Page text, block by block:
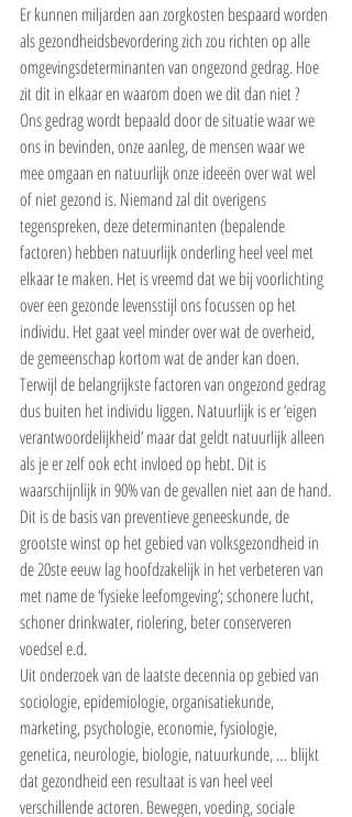
Er kunnen miljarden aan zorgkosten bespaard worden
als gezondheidsbevordering zich zou richten op alle
omgevingsdeterminanten van ongezond gedrag. Hoe
zit dit in elkaar en waarom doen we dit dan niet ?
Ons gedrag wordt bepaald door de situatie waar we
ons in bevinden, onze aanleg, de mensen waar we
mee omgaan en natuurlijk onze ideeën over wat wel
of niet gezond is. Niemand zal dit overigens
tegenspreken, deze determinanten (bepalende
factoren) hebben natuurlijk onderling heel veel met
elkaar te maken. Het is vreemd dat we bij voorlichting
over een gezonde levensstijl ons focussen op het
individu. Het gaat veel minder over wat de overheid,
de gemeenschap kortom wat de ander kan doen.
Terwijl de belangrijkste factoren van ongezond gedrag
dus buiten het individu liggen. Natuurlijk is er ‘eigen
verantwoordelijkheid’ maar dat geldt natuurlijk alleen
als je er zelf ook echt invloed op hebt. Dit is
waarschijnlijk in 90% van de gevallen niet aan de hand.
Dit is de basis van preventieve geneeskunde, de
grootste winst op het gebied van volksgezondheid in
de 20ste eeuw lag hoofdzakelijk in het verbeteren van
met name de ‘fysieke leefomgeving’; schonere lucht,
schoner drinkwater, riolering, beter conserveren
voedsel e.d.
Uit onderzoek van de laatste decennia op gebied van
sociologie, epidemiologie, organisatiekunde,
marketing, psychologie, economie, fysiologie,
genetica, neurologie, biologie, natuurkunde, … blijkt
dat gezondheid een resultaat is van heel veel
verschillende actoren. Bewegen, voeding, sociale